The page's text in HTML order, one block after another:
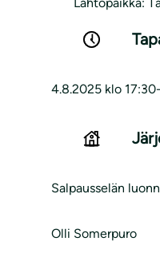
4.8.2025 klo
Salpausselän
Olli Somerpuro